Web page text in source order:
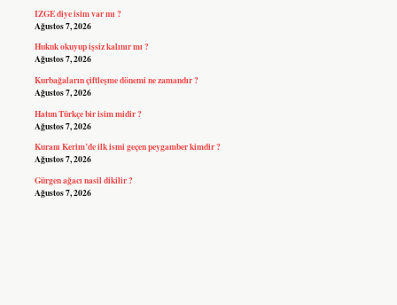
IZGE diye isim var mı ?
Ağustos 7, 2026
Hukuk okuyup işsiz kalınır mı ?
Ağustos 7, 2026
Kurbağaların çiftleşme dönemi ne zamandır ?
Ağustos 7, 2026
Hatun Türkçe bir isim midir ?
Ağustos 7, 2026
Kuranı Kerim’de ilk ismi geçen peygamber kimdir ?
Ağustos 7, 2026
Gürgen ağacı nasil dikilir ?
Ağustos 7, 2026